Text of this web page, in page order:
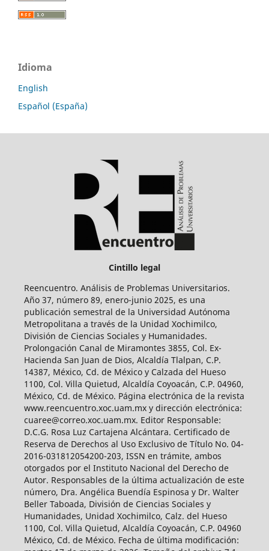
Idioma
English
Español (España)
Cintillo legal
Reencuentro. Análisis de Problemas Universitarios.
Año 37, número 89, enero-junio 2025, es una
publicación semestral de la Universidad Autónoma
Metropolitana a través de la Unidad Xochimilco,
División de Ciencias Sociales y Humanidades.
Prolongación Canal de Miramontes 3855, Col. Ex-
Hacienda San Juan de Dios, Alcaldía Tlalpan, C.P.
14387, México, Cd. de México y Calzada del Hueso
1100, Col. Villa Quietud, Alcaldía Coyoacán, C.P. 04960,
México, Cd. de México. Página electrónica de la revista
www.reencuentro.xoc.uam.mx y dirección electrónica:
cuaree@correo.xoc.uam.mx. Editor Responsable:
D.C.G. Rosa Luz Cartajena Alcántara. Certificado de
Reserva de Derechos al Uso Exclusivo de Título No. 04-
2016-031812054200-203, ISSN en trámite, ambos
otorgados por el Instituto Nacional del Derecho de
Autor. Responsables de la última actualización de este
número, Dra. Angélica Buendía Espinosa y Dr. Walter
Beller Taboada, División de Ciencias Sociales y
Humanidades, Unidad Xochimilco, Calz. del Hueso
1100, Col. Villa Quietud, Alcaldía Coyoacán, C.P. 04960
México, Cd. de México. Fecha de última modificación: